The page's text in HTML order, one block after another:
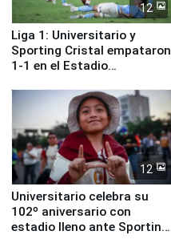
12
Liga 1: Universitario y
Sporting Cristal empataron
1-1 en el Estadio
12
Universitario celebra su
102º aniversario con
estadio lleno ante Sporting